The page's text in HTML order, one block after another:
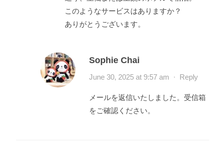
このようなサービスはありますか？
ありがとうございます。
Sophie Chai
June 30, 2025 at 9:57 am · Reply
メールを返信いたしました。受信箱
をご確認ください。